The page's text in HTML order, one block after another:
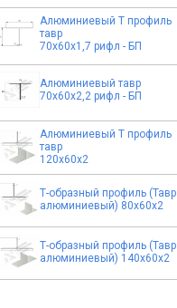
Алюминиевый Т профиль
тавр
70х60х1,7 рифл - БП
Алюминиевый тавр
70х60х2,2 рифл - БП
Алюминиевый Т профиль
тавр
120х60х2
Т-образный профиль (Тавр
алюминиевый) 80х60х2
Т-образный профиль (Тавр
алюминиевый) 140х60х2